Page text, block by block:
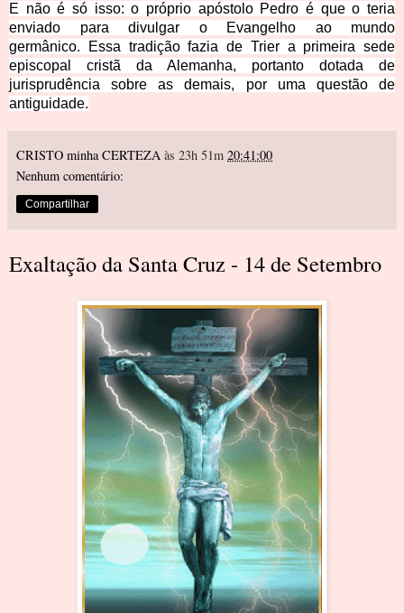
E não é só isso: o próprio apóstolo Pedro é que o teria
enviado para divulgar o Evangelho ao mundo
germânico.
Essa tradição fazia de Trier a primeira sede
episcopal cristã da Alemanha, portanto dotada de
jurisprudência sobre as demais, por uma questão de
antiguidade.
CRISTO minha CERTEZA às 23h 51m 20:41:00
Nenhum comentário:
Compartilhar
Exaltação da Santa Cruz - 14 de Setembro